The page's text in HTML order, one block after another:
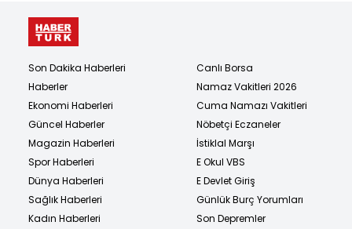
Son Dakika Haberleri
Haberler
Ekonomi Haberleri
Güncel Haberler
Magazin Haberleri
Spor Haberleri
Dünya Haberleri
Sağlık Haberleri
Kadın Haberleri
Canlı Borsa
Namaz Vakitleri 2026
Cuma Namazı Vakitleri
Nöbetçi Eczaneler
İstiklal Marşı
E Okul VBS
E Devlet Giriş
Günlük Burç Yorumları
Son Depremler